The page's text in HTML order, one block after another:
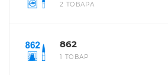
2 ТОВАРА
862
1 ТОВАР